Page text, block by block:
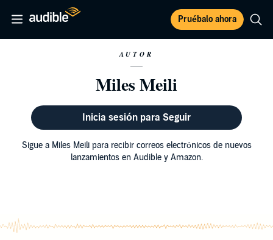
Pruébalo ahora
AUTOR
Miles Meili
Inicia sesión para Seguir
Sigue a Miles Meili para recibir correos electrónicos de nuevos
lanzamientos en Audible y Amazon.